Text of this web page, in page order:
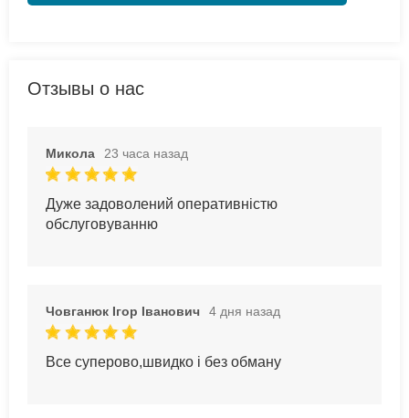
Отзывы о нас
Микола 23 часа назад
Дуже задоволений оперативністю
обслуговуванню
Човганюк Ігор Іванович 4 дня назад
Все суперово,швидко і без обману